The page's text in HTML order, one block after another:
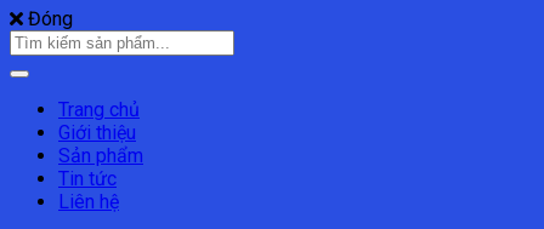
Đóng
Tìm
kiếm:
Trang chủ
Giới thiệu
Sản phẩm
Tin tức
Liên hệ